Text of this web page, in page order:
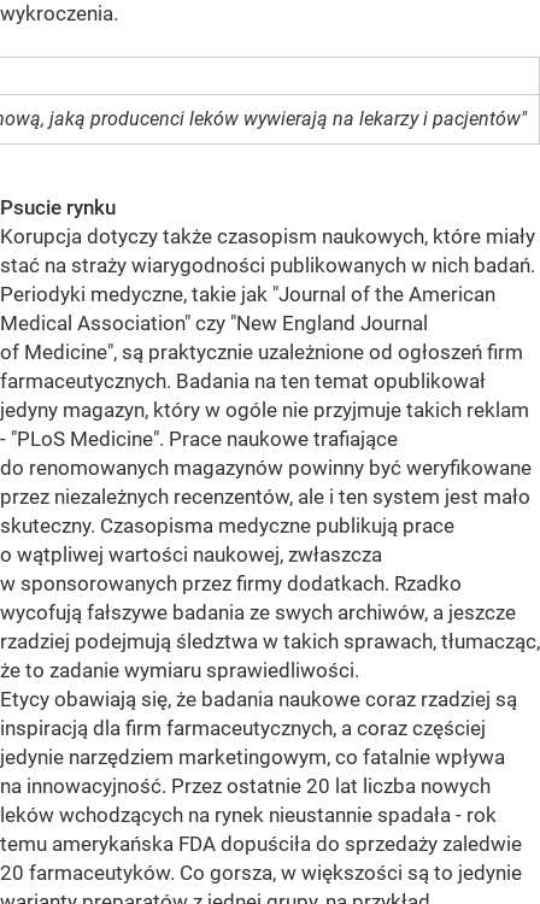
wykroczenia.
jaką producenci leków wywierają na lekarzy i pacjentów"
Psucie rynku
Korupcja dotyczy także czasopism naukowych, które miały
stać na straży wiarygodności publikowanych w nich badań.
Periodyki medyczne, takie jak "Journal of the American
Medical Association" czy "New England Journal
of Medicine", są praktycznie uzależnione od ogłoszeń firm
farmaceutycznych. Badania na ten temat opublikował
jedyny magazyn, który w ogóle nie przyjmuje takich reklam
- "PLoS Medicine". Prace naukowe trafiające
do renomowanych magazynów powinny być weryfikowane
przez niezależnych recenzentów, ale i ten system jest mało
skuteczny. Czasopisma medyczne publikują prace
o wątpliwej wartości naukowej, zwłaszcza
w sponsorowanych przez firmy dodatkach. Rzadko
wycofują fałszywe badania ze swych archiwów, a jeszcze
rzadziej podejmują śledztwa w takich sprawach, tłumacząc,
że to zadanie wymiaru sprawiedliwości.
Etycy obawiają się, że badania naukowe coraz rzadziej są
inspiracją dla firm farmaceutycznych, a coraz częściej
jedynie narzędziem marketingowym, co fatalnie wpływa
na innowacyjność. Przez ostatnie 20 lat liczba nowych
leków wchodzących na rynek nieustannie spadała - rok
temu amerykańska FDA dopuściła do sprzedaży zaledwie
20 farmaceutyków. Co gorsza, w większości są to jedynie